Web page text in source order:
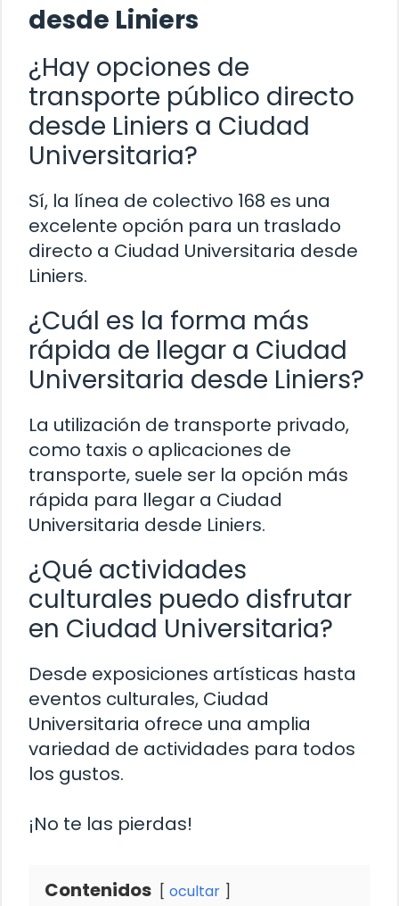
desde Liniers
¿Hay opciones de
transporte público directo
desde Liniers a Ciudad
Universitaria?
Sí, la línea de colectivo 168 es una
excelente opción para un traslado
directo a Ciudad Universitaria desde
Liniers.
¿Cuál es la forma más
rápida de llegar a Ciudad
Universitaria desde Liniers?
La utilización de transporte privado,
como taxis o aplicaciones de
transporte, suele ser la opción más
rápida para llegar a Ciudad
Universitaria desde Liniers.
¿Qué actividades
culturales puedo disfrutar
en Ciudad Universitaria?
Desde exposiciones artísticas hasta
eventos culturales, Ciudad
Universitaria ofrece una amplia
variedad de actividades para todos
los gustos.
¡No te las pierdas!
Contenidos ocultar